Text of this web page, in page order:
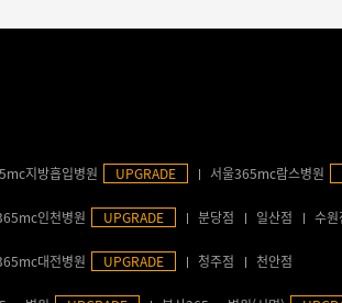
지방흡입병원 UPGRADE 서울365mc람스병원
인천병원 UPGRADE 분당점 일산점 수원
대전병원 UPGRADE 청주점 천안점